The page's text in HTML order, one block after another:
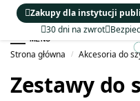
30 dni na zwrot
Zakupy dla instytucji
MENU
Strona główna / Akcesoria do
Zestawy do